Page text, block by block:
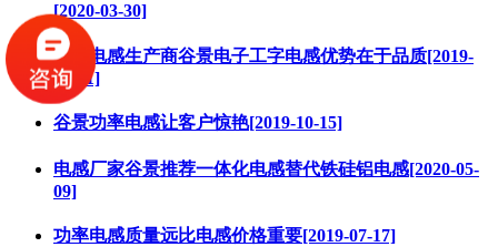
[2020-03-30]
专业电感生产商谷景电子工字电感优势在于品质[2019-
08-21]
谷景功率电感让客户惊艳[2019-10-15]
电感厂家谷景推荐一体化电感替代铁硅铝电感[2020-05-
09]
功率电感质量远比电感价格重要[2019-07-17]